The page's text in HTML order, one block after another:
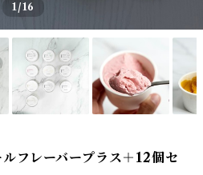
1/16
レーバープラス＋12個セ